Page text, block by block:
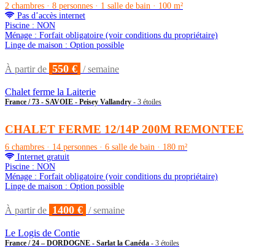
2 chambres · 8 personnes · 1 salle de bain · 100 m²
Pas d’accès internet
Piscine : NON
Ménage : Forfait obligatoire (voir conditions du propriétaire)
Linge de maison : Option possible
À partir de 550 € / semaine
Chalet ferme la Laiterie
France / 73 - SAVOIE - Peisey Vallandry - 3 étoiles
CHALET FERME 12/14P 200M REMONTEE
6 chambres · 14 personnes · 6 salle de bain · 180 m²
Internet gratuit
Piscine : NON
Ménage : Forfait obligatoire (voir conditions du propriétaire)
Linge de maison : Option possible
À partir de 1400 € / semaine
Le Logis de Contie
France / 24 – DORDOGNE - Sarlat la Canéda - 3 étoiles